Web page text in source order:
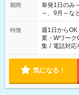
16:00～19:00 【夜勤】 ・17:00～21:00 ・18:00～
21:00～翌
期間
単発1日のみ
～、9月～な
特徴 週1日からOK
業・Wワーク
集 / 電話対応
気になる！